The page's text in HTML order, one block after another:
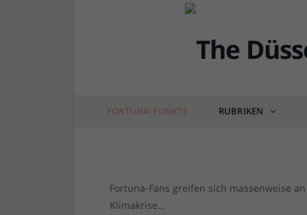
FORTUNA-PUNKTE RUBRIKEN
Fortuna-Fans greifen sich massenweise
Klimakrise…